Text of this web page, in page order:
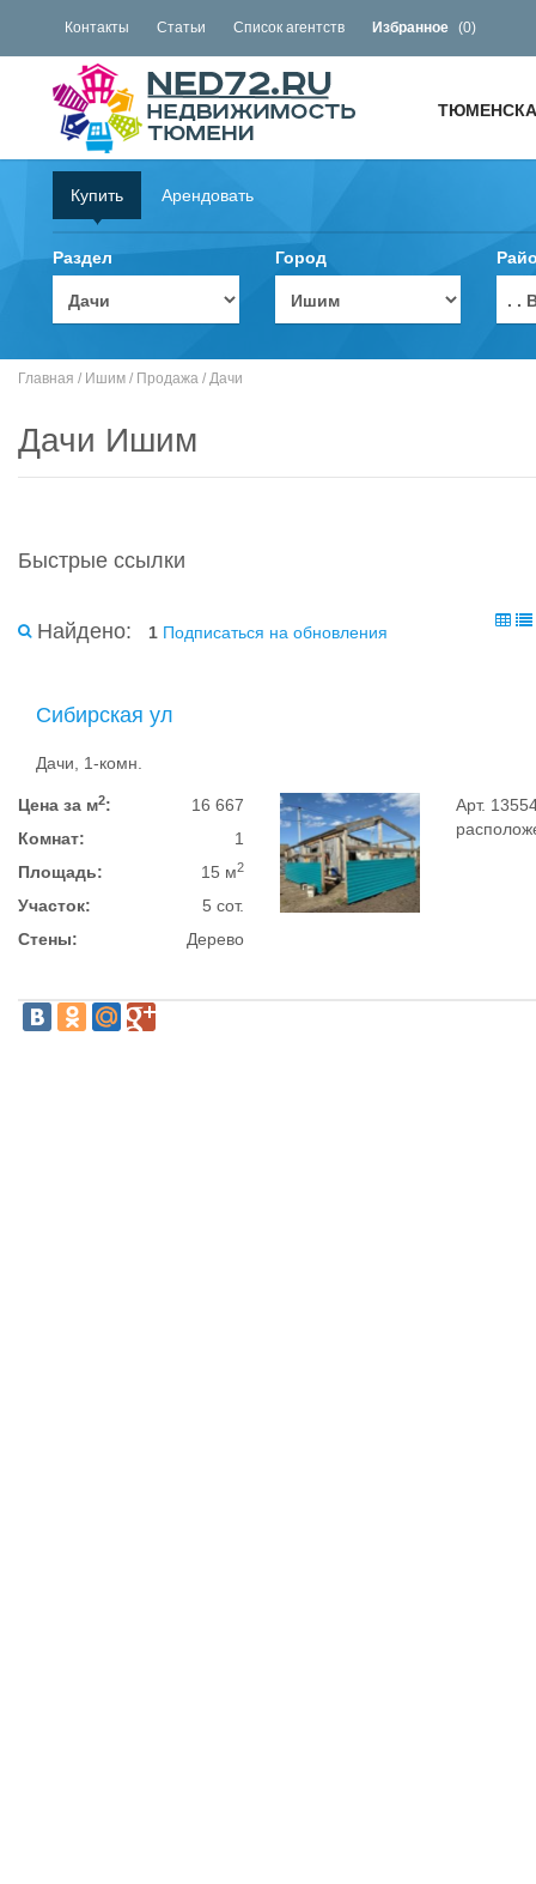
Контакты Статьи Список агентств Избранное (0)
Купить Арендовать
Раздел Город
. .
Главная / Ишим / Продажа / Дачи
Дачи Ишим
Быстрые ссылки
Найдено: 1 Подписаться на обновления
Сибирская ул
Дачи, 1-комн.
Цена за м2:
16 667
Комнат:
1
Площадь:
15 м2
Участок:
5 сот.
Стены:
Дерево
Арт.